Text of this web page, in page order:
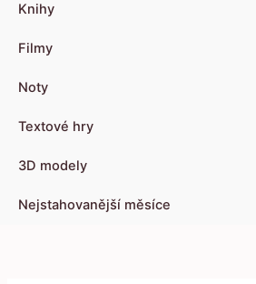
Knihy
Filmy
Noty
Textové hry
3D modely
Nejstahovanější měsíce